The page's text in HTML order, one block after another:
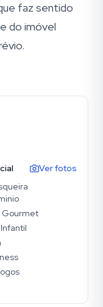
faz sentido
do imóvel
Ver fotos
Gourmet